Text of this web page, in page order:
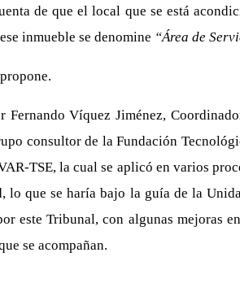
de que el local que se está
inmueble se denomine “Área de
Fernando Víquez Jiménez,
consultor de la Fundación
TSE, la cual se aplicó en varios
que se haría bajo la guía de la
este Tribunal, con algunas mejoras
se acompañan.